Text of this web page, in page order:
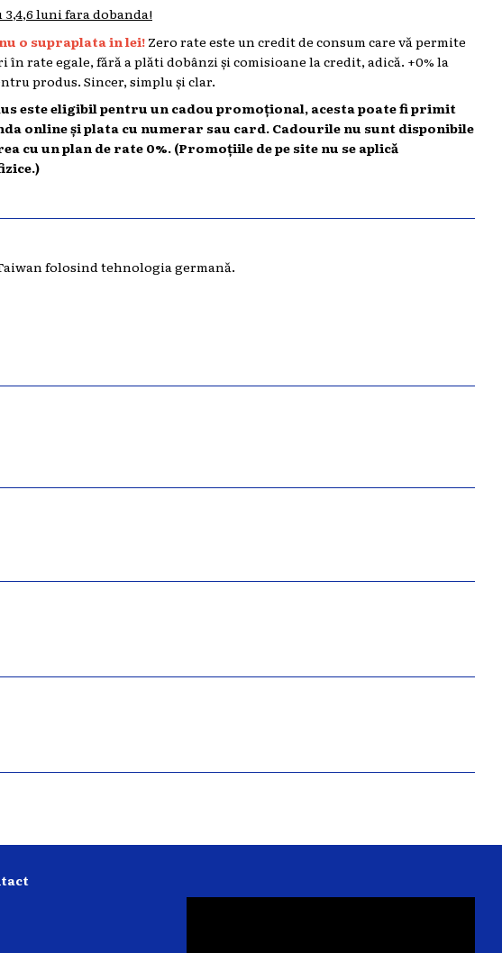
luni fara dobanda!
o supraplata in lei! Zero rate este un credit de consum care vă permite
rate egale, fără a plăti dobânzi și comisioane la credit, adică. +0% la
produs. Sincer, simplu și clar.
este eligibil pentru un cadou promoțional, acesta poate fi primit
online și plata cu numerar sau card. Cadourile nu sunt disponibile
cu un plan de rate 0%. (Promoțiile de pe site nu se aplică
folosind tehnologia germană.